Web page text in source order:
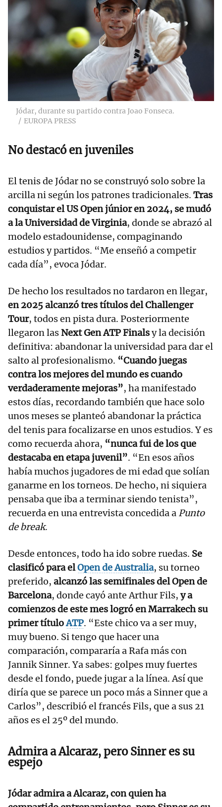
Jódar, durante su partido contra Joao Fonseca.
EUROPA PRESS
No destacó en juveniles
El tenis de Jódar no se construyó solo sobre la
arcilla ni según los patrones tradicionales. Tras
conquistar el US Open júnior en 2024, se mudó
a la Universidad de Virginia, donde se abrazó al
modelo estadounidense, compaginando
estudios y partidos. “Me enseñó a competir
cada día”, evoca Jódar.
De hecho los resultados no tardaron en llegar,
en 2025 alcanzó tres títulos del Challenger
Tour, todos en pista dura. Posteriormente
llegaron las Next Gen ATP Finalsy la decisión
definitiva: abandonar la universidad para dar el
salto al profesionalismo. “Cuando juegas
contra los mejores del mundo es cuando
verdaderamente mejoras”, ha manifestado
estos días, recordando también que hace solo
unos meses se planteó abandonar la práctica
del tenis para focalizarse en unos estudios. Y es
como recuerda ahora, “nunca fui de los que
destacaba en etapa juvenil”. “En esos años
había muchos jugadores de mi edad que solían
ganarme en los torneos. De hecho, ni siquiera
pensaba que iba a terminar siendo tenista”,
recuerda en una entrevista concedida a Punto
de break.
Desde entonces, todo ha ido sobre ruedas. Se
clasificó para elOpen de Australia, su torneo
preferido, alcanzó las semifinales del Open de
Barcelona, donde cayó ante Arthur Fils, y a
comienzos de este mes logró en Marrakech su
primer títuloATP. “Este chico va a ser muy,
muy bueno. Si tengo que hacer una
comparación, compararía a Rafa más con
Jannik Sinner. Ya sabes: golpes muy fuertes
desde el fondo, puede jugar a la línea. Así que
diría que se parece un poco más a Sinner que a
Carlos”, describió el francés Fils, que a sus 21
años es el 25º del mundo.
Admira a Alcaraz, pero Sinner es su
espejo
Jódar admira a Alcaraz, con quien ha